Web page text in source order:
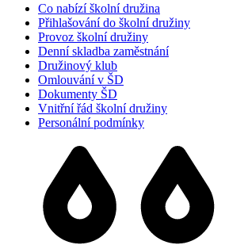
Co nabízí školní družina
Přihlašování do školní družiny
Provoz školní družiny
Denní skladba zaměstnání
Družinový klub
Omlouvání v ŠD
Dokumenty ŠD
Vnitřní řád školní družiny
Personální podmínky